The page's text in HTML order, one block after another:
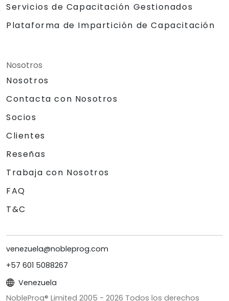
Servicios de Capacitación Gestionados
Plataforma de Impartición de Capacitación
Nosotros
Nosotros
Contacta con Nosotros
Socios
Clientes
Reseñas
Trabaja con Nosotros
FAQ
T&C
venezuela@nobleprog.com
+57 601 5088267
Venezuela
NobleProg® Limited 2005 - 2026 Todos los derechos